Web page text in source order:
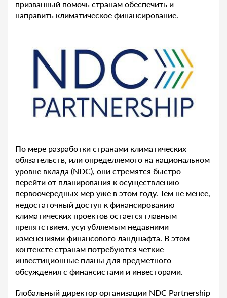
призванный помочь странам обеспечить и
направить климатическое финансирование.
По мере разработки странами климатических
обязательств, или определяемого на национальном
уровне вклада (NDC), они стремятся быстро
перейти от планирования к осуществлению
первоочередных мер уже в этом году. Тем не менее,
недостаточный доступ к финансированию
климатических проектов остается главным
препятствием, усугубляемым недавними
изменениями финансового ландшафта. В этом
контексте странам потребуются четкие
инвестиционные планы для предметного
обсуждения с финансистами и инвесторами.
Глобальный директор организации NDC Partnership